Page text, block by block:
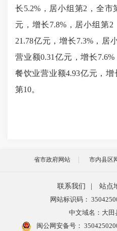
长5.2%，居小组第2，全市
元，增长7.8%，居小组第
21.78亿元，增长7.3%，居
营业额0.31亿元，增长
餐饮业营业额4.93亿元，
第10。
省市政府网站 市内县区
联系我们 站点
网站标识码：
中文域名：大田
闽公网安备号：